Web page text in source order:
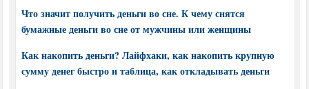
Что значит получить деньги во сне. К чему снятся
бумажные деньги во сне от мужчины или женщины
Как накопить деньги? Лайфхаки, как накопить крупную
сумму денег быстро и таблица, как откладывать деньги